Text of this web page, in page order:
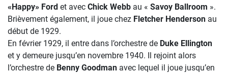
«Happy» Ford et avec Chick Webb au « Savoy Ballroom ».
Brièvement également, il joue chez Fletcher Henderson au
début de 1929.
En février 1929, il entre dans l’orchestre de Duke Ellington
et y demeure jusqu’en novembre 1940. Il rejoint alors
l’orchestre de Benny Goodman avec lequel il joue jusqu’en